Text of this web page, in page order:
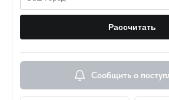
Рассчитать
Сообщить о